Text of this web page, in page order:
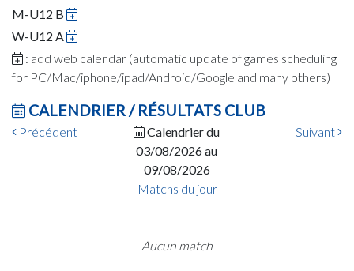
M-U12 B
W-U12 A
: add web calendar (automatic update of games scheduling
for PC/Mac/iphone/ipad/Android/Google and many others)
CALENDRIER / RÉSULTATS CLUB
Précédent
Calendrier du
03/08/2026 au
09/08/2026
Suivant
Matchs du jour
Aucun match